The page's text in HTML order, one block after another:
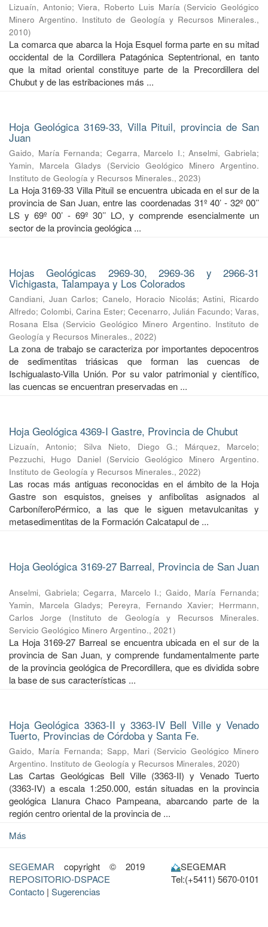
Lizuaín, Antonio;Viera, Roberto Luis María (Servicio Geológico
Minero Argentino. Instituto de Geología y Recursos Minerales.,
2010)
La comarca que abarca la Hoja Esquel forma parte en su mitad
occidental de la Cordillera Patagónica Septentrional, en tanto
que la mitad oriental constituye parte de la Precordillera del
Chubut y de las estribaciones más ...
Hoja Geológica 3169-33, Villa Pituil, provincia de San
Juan
Gaido, María Fernanda; Cegarra, Marcelo I.;Anselmi, Gabriela;
Yamin, Marcela Gladys
(Servicio Geológico Minero Argentino.
Instituto de Geología y Recursos Minerales., 2023)
La Hoja 3169-33 Villa Pituil se encuentra ubicada en el sur de la
provincia de San Juan, entre las coordenadas 31º 40’ - 32º 00’’
LS y 69º 00’ - 69º 30’’ LO, y comprende esencialmente un
sector de la provincia geológica ...
Hojas Geológicas 2969-30, 2969-36 y 2966-31
Vichigasta, Talampaya y Los Colorados
Candiani, Juan Carlos;Canelo, Horacio Nicolás;Astini, Ricardo
Alfredo; Colombi, Carina Ester; Cecenarro, Julián Facundo; Varas,
Rosana Elsa (Servicio Geológico Minero Argentino. Instituto de
Geología y Recursos Minerales., 2022)
La zona de trabajo se caracteriza por importantes depocentros
de sedimentitas triásicas que forman las cuencas de
Ischigualasto-Villa Unión. Por su valor patrimonial y cientíﬁco,
las cuencas se encuentran preservadas en ...
Hoja Geológica 4369-I Gastre, Provincia de Chubut
Lizuaín, Antonio; Silva Nieto, Diego G.; Márquez, Marcelo;
Pezzuchi, Hugo Daniel (Servicio Geológico Minero Argentino.
Instituto de Geología y Recursos Minerales., 2022)
Las rocas más antiguas reconocidas en el ámbito de la Hoja
Gastre son esquistos, gneises y anfibolitas asignados al
CarboníferoPérmico, a las que le siguen metavulcanitas y
metasedimentitas de la Formación Calcatapul de ...
Hoja Geológica 3169-27 Barreal, Provincia de San Juan
Anselmi, Gabriela;Cegarra, Marcelo I.; Gaido, María Fernanda;
Yamin, Marcela Gladys; Pereyra, Fernando Xavier; Herrmann,
Carlos Jorge
(Instituto de Geología y Recursos Minerales.
Servicio Geológico Minero Argentino., 2021)
La Hoja 3169-27 Barreal se encuentra ubicada en el sur de la
provincia de San Juan, y comprende fundamentalmente parte
de la provincia geológica de Precordillera, que es dividida sobre
la base de sus características ...
Hoja Geológica 3363-II y 3363-IV Bell Ville y Venado
Tuerto, Provincias de Córdoba y Santa Fe.
Gaido, María Fernanda; Sapp, Mari (Servicio Geológico Minero
Argentino. Instituto de Geología y Recursos Minerales, 2020)
Las Cartas Geológicas Bell Ville (3363-II) y Venado Tuerto
(3363-IV) a escala 1:250.000, están situadas en la provincia
geológica Llanura Chaco Pampeana, abarcando parte de la
región centro oriental de la provincia de ...
Más
SEGEMAR copyright © 2019
REPOSITORIO-DSPACE
Contacto | Sugerencias
SEGEMAR
Tel:(+5411) 5670-0101